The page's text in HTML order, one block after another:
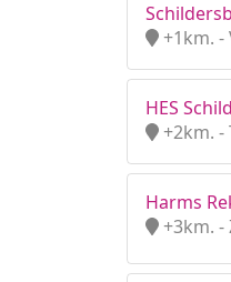
+1km.
HES
+2km.
Harms
+3km. -